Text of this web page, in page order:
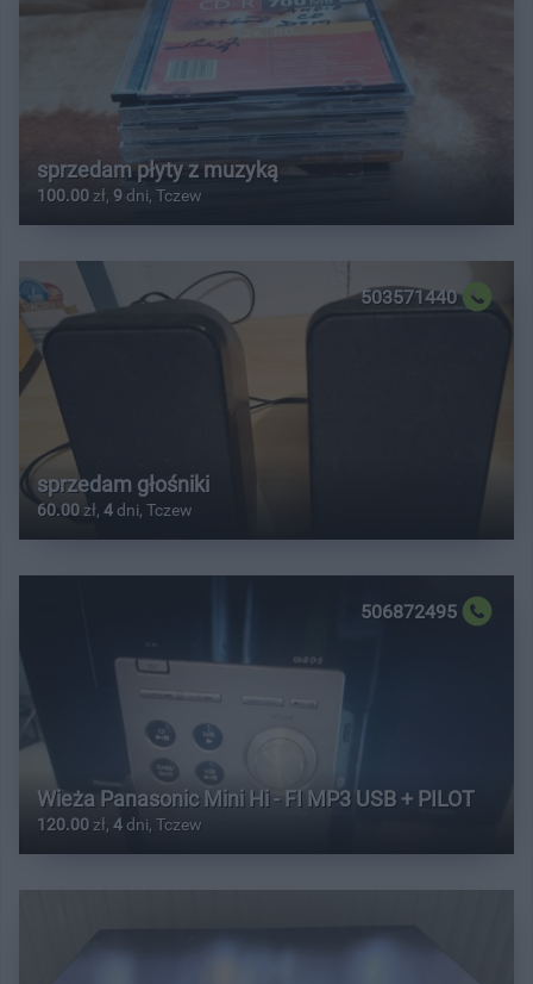
sprzedam płyty z muzyką
100.00 zł, 9dni, Tczew
503571440
sprzedam głośniki
60.00 zł, 4 dni, Tczew
506872495
Wieża Panasonic Mini Hi - FI MP3 USB + PILOT
120.00 zł, 4 dni, Tczew